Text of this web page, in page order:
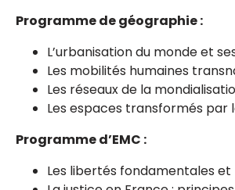
Programme de géographie :
L’urbanisation du monde et
Les mobilités humaines
Les réseaux de la
Les espaces transformés par
Programme d’EMC :
Les libertés fondamentales et